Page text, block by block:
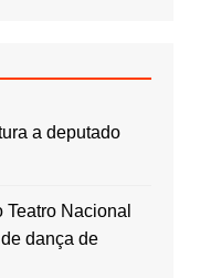
a deputado
Nacional
dança de